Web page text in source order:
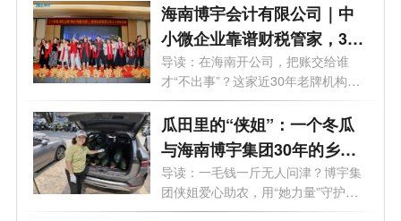
海南博宇会计有限公司｜中
小微企业靠谱财税管家，30
年本土深耕，6 万 + 老板放
心选择
导读：在海南开公司，把账交给谁
才“不出事”？这家近30年老牌机构给
出了...
瓜田里的“侠姐”：一个冬瓜
与海南博宇集团30年的乡土
守望
导读：一毛钱一斤无人问津？博宇集
团侠姐爱心助农，用“她力量”守护海
南...